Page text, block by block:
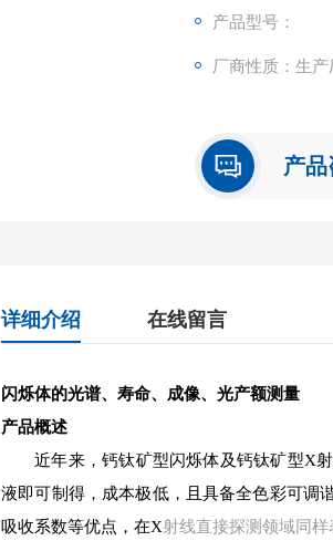
产品型号：
厂商性质：生产
产品
详细介绍 在线留言
闪烁体的光谱、寿命、成像、光产额测量
产品概述
近年来，钙钛矿型闪烁体及钙钛矿型X
液即可制得，成本极低，且具备全色彩可调
吸收系数等优点，在X射线直接探测领域同样